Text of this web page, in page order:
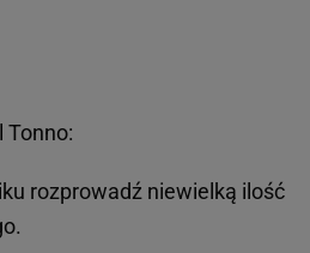
Tonno:
rozprowadź niewielką ilość